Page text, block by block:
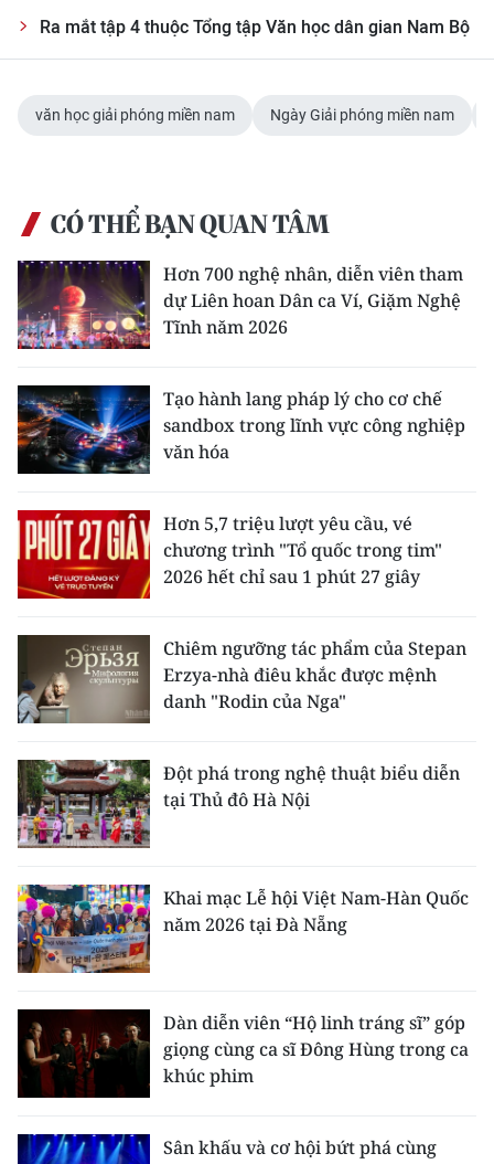
Ra mắt tập 4 thuộc Tổng tập Văn học dân gian Nam Bộ
văn học giải phóng miền nam Ngày Giải phóng miền nam
CÓ THỂ BẠN QUAN TÂM
Hơn 700 nghệ nhân, diễn viên tham
dự Liên hoan Dân ca Ví, Giặm Nghệ
Tĩnh năm 2026
Tạo hành lang pháp lý cho cơ chế
sandbox trong lĩnh vực công nghiệp
văn hóa
Hơn 5,7 triệu lượt yêu cầu, vé
chương trình "Tổ quốc trong tim"
2026 hết chỉ sau 1 phút 27 giây
Chiêm ngưỡng tác phẩm của Stepan
Erzya-nhà điêu khắc được mệnh
danh "Rodin của Nga"
Đột phá trong nghệ thuật biểu diễn
tại Thủ đô Hà Nội
Khai mạc Lễ hội Việt Nam-Hàn Quốc
năm 2026 tại Đà Nẵng
Dàn diễn viên “Hộ linh tráng sĩ” góp
giọng cùng ca sĩ Đông Hùng trong ca
khúc phim
Sân khấu và cơ hội bứt phá cùng